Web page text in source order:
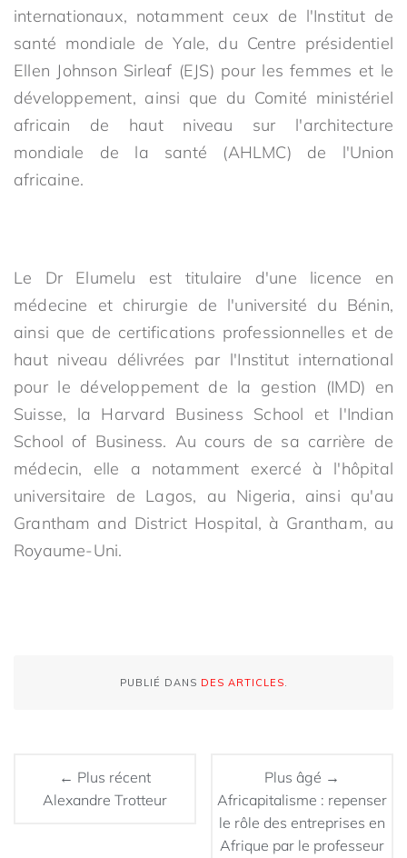
internationaux, notamment ceux de l'Institut de
santé mondiale de Yale, du Centre présidentiel
Ellen Johnson Sirleaf (EJS) pour les femmes et le
développement, ainsi que du Comité ministériel
africain de haut niveau sur l'architecture
mondiale de la santé (AHLMC) de l'Union
africaine.
Le Dr Elumelu est titulaire d'une licence en
médecine et chirurgie de l'université du Bénin,
ainsi que de certifications professionnelles et de
haut niveau délivrées par l'Institut international
pour le développement de la gestion (IMD) en
Suisse, la Harvard Business School et l'Indian
School of Business. Au cours de sa carrière de
médecin, elle a notamment exercé à l'hôpital
universitaire de Lagos, au Nigeria, ainsi qu'au
Grantham and District Hospital, à Grantham, au
Royaume-Uni.
PUBLIÉ DANS DES ARTICLES.
← Plus récent
Alexandre Trotteur
Plus âgé →
Africapitalisme : repenser
le rôle des entreprises en
Afrique par le professeur